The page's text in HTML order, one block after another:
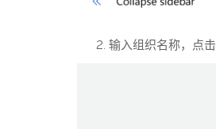
输入组织名称，点